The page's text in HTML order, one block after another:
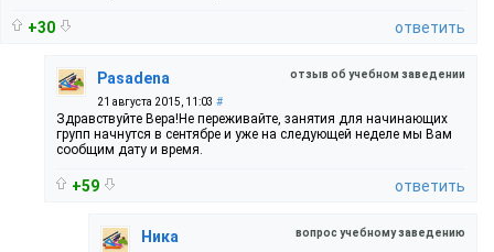
+30 ответить
отзыв об учебном заведении
Pasadena
21 августа 2015, 11:03 #
Здравствуйте Вера!Не переживайте, занятия для начинающих
групп начнутся в сентябре и уже на следующей неделе мы Вам
сообщим дату и время.
+59 ответить
вопрос учебному заведению
Ника